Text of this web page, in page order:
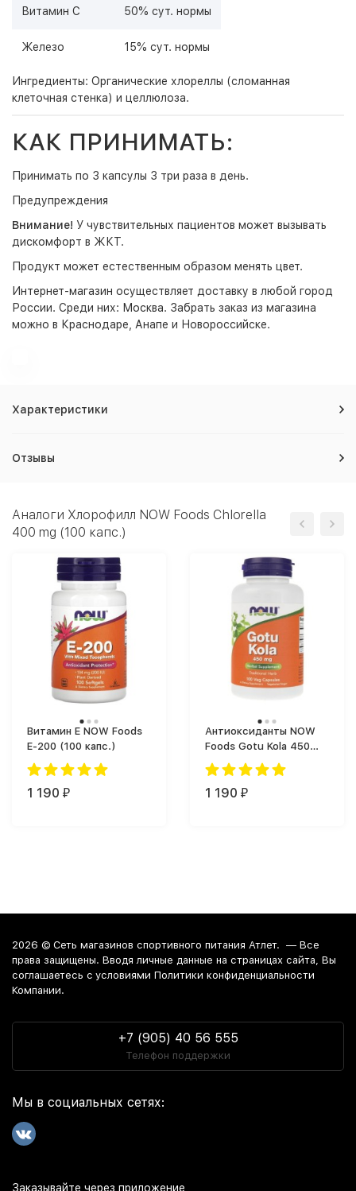
Витамин С 50% сут. нормы
Железо 15% сут. нормы
Ингредиенты: Органические хлореллы (сломанная
клеточная стенка) и целлюлоза.
КАК ПРИНИМАТЬ:
Принимать по 3 капсулы 3 три раза в день.
Предупреждения
Внимание! У чувствительных пациентов может вызывать
дискомфорт в ЖКТ.
Продукт может естественным образом менять цвет.
Интернет-магазин осуществляет доставку в любой город
России. Среди них: Москва. Забрать заказ из магазина
можно в Краснодаре, Анапе и Новороссийске.
Характеристики
Отзывы
Аналоги Хлорофилл NOW Foods Chlorella
400 mg (100 капс.)
Витамин Е NOW Foods
E-200 (100 капс.)
1 190 ₽
Антиоксиданты NOW
Foods Gotu Kola 450
(100 капс.)
1 190 ₽
2026 © Сеть магазинов спортивного питания Атлет. — Все
права защищены. Вводя личные данные на страницах сайта, Вы
соглашаетесь c условиями Политики конфиденциальности
Компании.
+7 (905) 40 56 555
Телефон поддержки
Мы в социальных сетях:
Заказывайте через приложение